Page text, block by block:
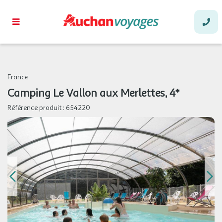
France
Camping Le Vallon aux Merlettes, 4*
Référence produit : 654220
août 2026
30
AOÛT
79 € /hébergement
Retour le
31/08/2026
LUN.
31
AOÛT
79 € /hébergement
Retour le
01/09/2026
sept. 2026